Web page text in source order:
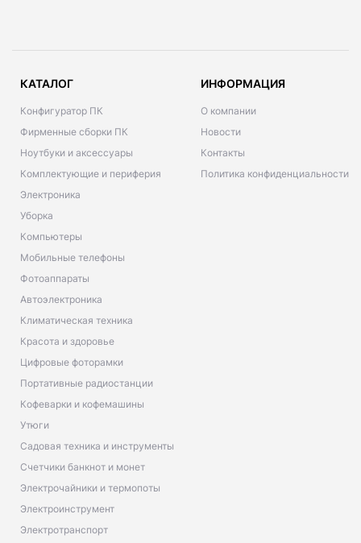
КАТАЛОГ
Конфигуратор ПК
Фирменные сборки ПК
Ноутбуки и аксессуары
Комплектующие и периферия
Электроника
Уборка
Компьютеры
Мобильные телефоны
Фотоаппараты
Автоэлектроника
Климатическая техника
Красота и здоровье
Цифровые фоторамки
Портативные радиостанции
Кофеварки и кофемашины
Утюги
Садовая техника и инструменты
Счетчики банкнот и монет
Электрочайники и термопоты
Электроинструмент
Электротранспорт
ИНФОРМАЦИЯ
О компании
Новости
Контакты
Политика конфиденциальности